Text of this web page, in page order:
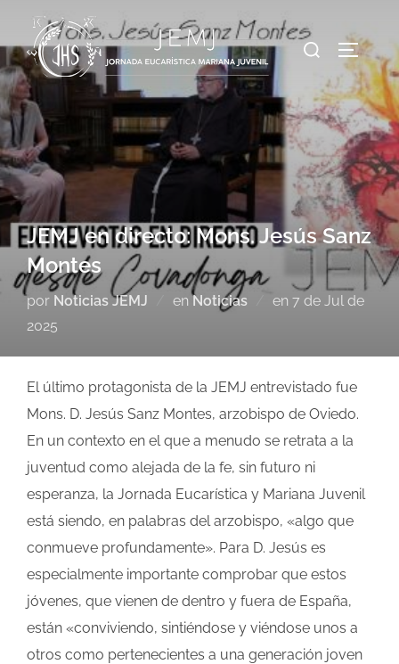
JEMJ en directo: Mons. Jesús Sanz
Montes
por Noticias JEMJ enNoticias en 7 de Jul de
2025
El último protagonista de la JEMJ entrevistado fue
Mons. D. Jesús Sanz Montes, arzobispo de Oviedo.
En un contexto en el que a menudo se retrata a la
juventud como alejada de la fe, sin futuro ni
esperanza, la Jornada Eucarística y Mariana Juvenil
está siendo, en palabras del arzobispo, «algo que
conmueve profundamente». Para D. Jesús es
especialmente importante comprobar que estos
jóvenes, que vienen de dentro y fuera de España,
están «conviviendo, sintiéndose y viéndose unos a
otros como pertenecientes a una generación joven